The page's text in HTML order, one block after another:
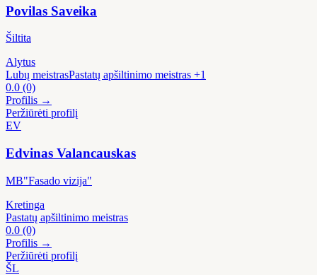
Povilas Saveika
Šiltita
Alytus
Lubų meistrasPastatų apšiltinimo meistras +1
0.0 (0)
Profilis →
Peržiūrėti profilį
EV
Edvinas Valancauskas
MB"Fasado vizija"
Kretinga
Pastatų apšiltinimo meistras
0.0 (0)
Profilis →
Peržiūrėti profilį
ŠL